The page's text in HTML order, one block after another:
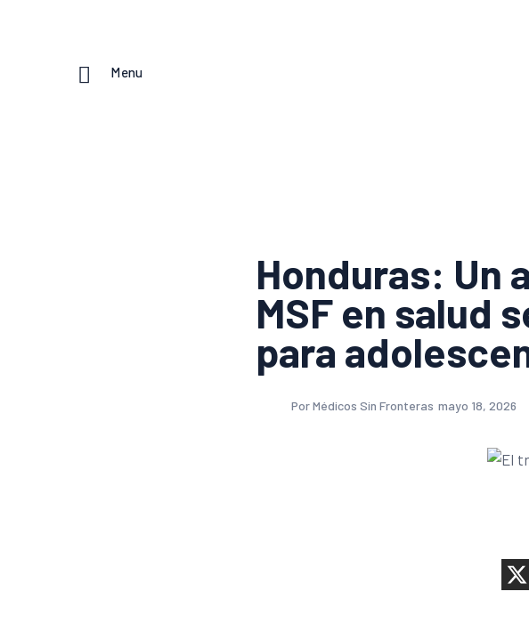
Menu
Honduras: Un
MSF en salud
para
Por Médicos Sin Fronteras mayo 18, 2026